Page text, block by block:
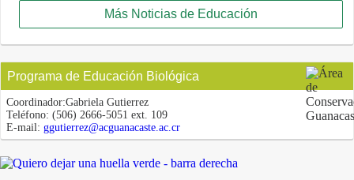
Más Noticias de Educación
Programa de Educación Biológica
Coordinador:Gabriela Gutierrez
Teléfono: (506) 2666-5051 ext. 109
E-mail: ggutierrez@acguanacaste.ac.cr